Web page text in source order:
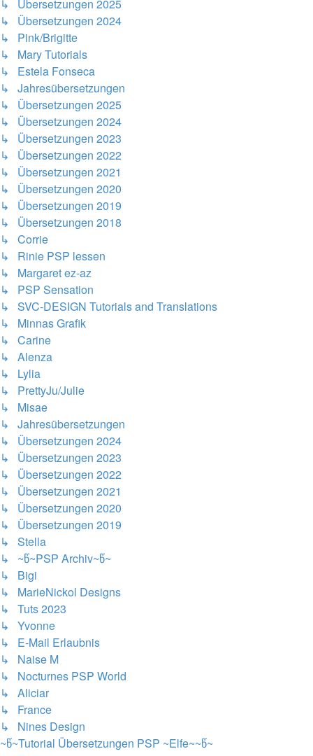
↳ Übersetzungen 2025
↳ Übersetzungen 2024
↳ Pink/Brigitte
↳ Mary Tutorials
↳ Estela Fonseca
↳ Jahresübersetzungen
↳ Übersetzungen 2025
↳ Übersetzungen 2024
↳ Übersetzungen 2023
↳ Übersetzungen 2022
↳ Übersetzungen 2021
↳ Übersetzungen 2020
↳ Übersetzungen 2019
↳ Übersetzungen 2018
↳ Corrie
↳ Rinie PSP lessen
↳ Margaret ez-az
↳ PSP Sensation
↳ SVC-DESIGN Tutorials and Translations
↳ Minnas Grafik
↳ Carine
↳ Alenza
↳ Lylia
↳ PrettyJu/Julie
↳ Misae
↳ Jahresübersetzungen
↳ Übersetzungen 2024
↳ Übersetzungen 2023
↳ Übersetzungen 2022
↳ Übersetzungen 2021
↳ Übersetzungen 2020
↳ Übersetzungen 2019
↳ Stella
↳ ~წ~PSP Archiv~წ~
↳ Bigi
↳ MarieNickol Designs
↳ Tuts 2023
↳ Yvonne
↳ E-Mail Erlaubnis
↳ Naise M
↳ Nocturnes PSP World
↳ Aliciar
↳ France
↳ Nines Design
~წ~Tutorial Übersetzungen PSP ~Elfe~~წ~